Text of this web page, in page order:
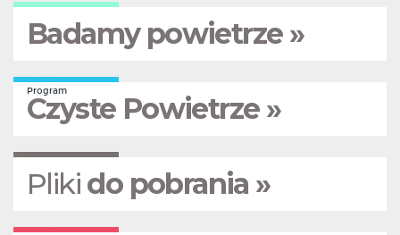
Badamy powietrze »
Program
Czyste Powietrze »
Pliki do pobrania »